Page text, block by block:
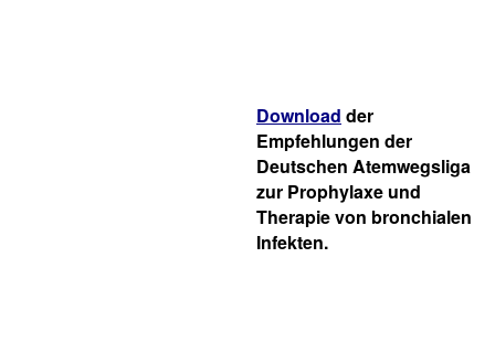
Download der
Empfehlungen der
Deutschen Atemwegsliga
zur Prophylaxe und
Therapie von bronchialen
Infekten.